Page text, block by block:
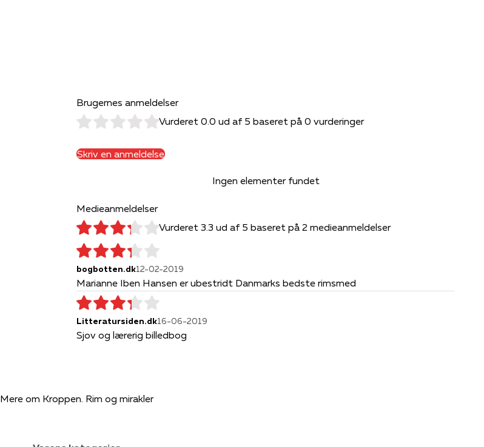
Brugernes anmeldelser
Vurderet 0.0 ud af 5 baseret på 0 vurderinger
Skriv en anmeldelse
Ingen elementer fundet
Medieanmeldelser
Vurderet 3.3 ud af 5 baseret på 2 medieanmeldelser
bogbotten.dk12-02-2019
Marianne Iben Hansen er ubestridt Danmarks bedste rimsmed
Litteratursiden.dk16-06-2019
Sjov og lærerig billedbog
Mere om Kroppen. Rim og mirakler